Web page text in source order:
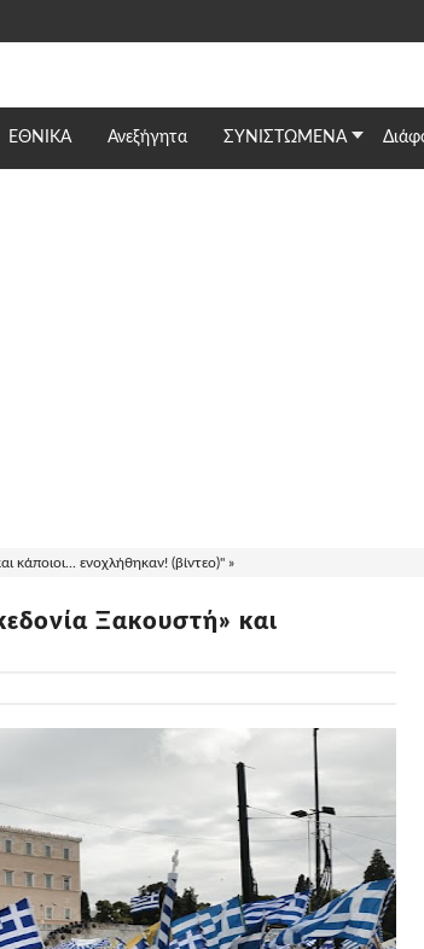
ΕΘΝΙΚΆ Ανεξήγητα ΣΥΝΙΣΤΩΜΕΝΑ
κάποιοι... ενοχλήθηκαν! (βίντεο)" »
Ξακουστή» και